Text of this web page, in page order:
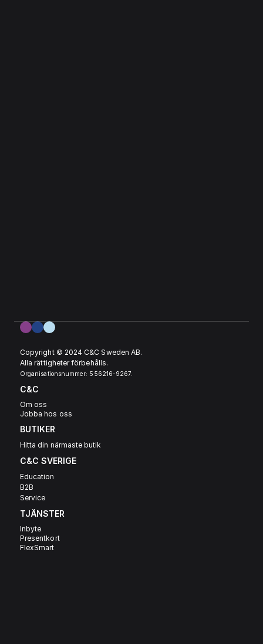
Copyright © 2024 C&C Sweden AB.
Alla rättigheter förbehålls.
Organisationsnummer: 556216-9267.
C&C
Om oss
Jobba hos oss
BUTIKER
Hitta din närmaste butik
C&C SVERIGE
Education
B2B
Service
TJÄNSTER
Inbyte
Presentkort
FlexSmart